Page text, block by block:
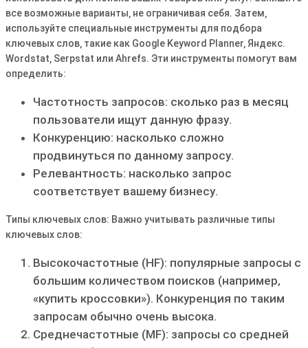
все возможные варианты‚ не ограничивая себя․ Затем‚
используйте специальные инструменты для подбора
ключевых слов‚ такие как Google Keyword Planner‚ Яндекс․
Wordstat‚ Serpstat или Ahrefs․ Эти инструменты помогут вам
определить:
Частотность запросов: сколько раз в месяц
пользователи ищут данную фразу․
Конкуренцию: насколько сложно
продвинуться по данному запросу․
Релевантность: насколько запрос
соответствует вашему бизнесу․
Типы ключевых слов: Важно учитывать различные типы
ключевых слов:
Высокочастотные (HF): популярные запросы с
большим количеством поисков (например‚
«купить кроссовки»)․ Конкуренция по таким
запросам обычно очень высока․
Среднечастотные (MF): запросы со средней